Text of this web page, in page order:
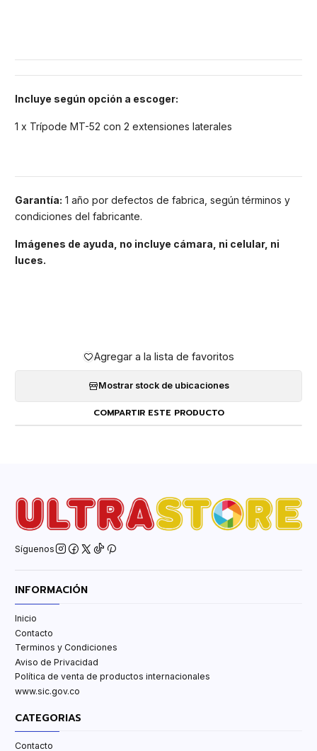
Incluye según opción a escoger:
1 x Trípode MT-52 con 2 extensiones laterales
Garantía: 1 año por defectos de fabrica, según términos y
condiciones del fabricante.
Imágenes de ayuda, no incluye cámara, ni celular, ni
luces.
Agregar a la lista de favoritos
Mostrar stock de ubicaciones
COMPARTIR ESTE PRODUCTO
Síguenos
INFORMACIÓN
Inicio
Contacto
Terminos y Condiciones
Aviso de Privacidad
Política de venta de productos internacionales
www.sic.gov.co
CATEGORIAS
Contacto